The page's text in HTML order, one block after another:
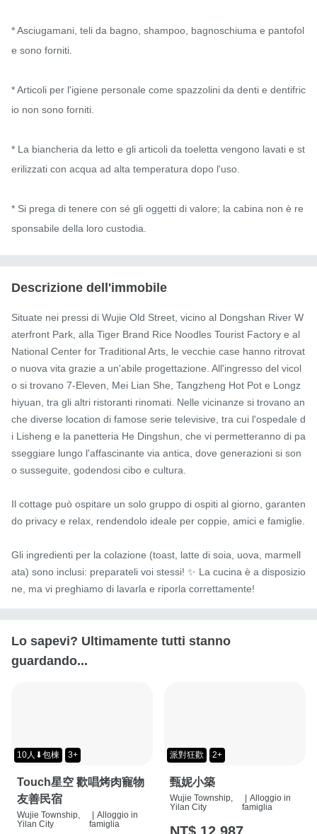
* Asciugamani, teli da bagno, shampoo, bagnoschiuma e pantofol
e sono forniti.
* Articoli per l'igiene personale come spazzolini da denti e dentifric
io non sono forniti.
* La biancheria da letto e gli articoli da toeletta vengono lavati e st
erilizzati con acqua ad alta temperatura dopo l'uso.
* Si prega di tenere con sé gli oggetti di valore; la cabina non è re
sponsabile della loro custodia.
Descrizione dell'immobile
Situate nei pressi di Wujie Old Street, vicino al Dongshan River W
aterfront Park, alla Tiger Brand Rice Noodles Tourist Factory e al
National Center for Traditional Arts, le vecchie case hanno ritrovat
o nuova vita grazie a un'abile progettazione. All'ingresso del vicol
o si trovano 7-Eleven, Mei Lian She, Tangzheng Hot Pot e Longz
hiyuan, tra gli altri ristoranti rinomati. Nelle vicinanze si trovano an
che diverse location di famose serie televisive, tra cui l'ospedale d
i Lisheng e la panetteria He Dingshun, che vi permetteranno di pa
sseggiare lungo l'affascinante via antica, dove generazioni si son
o susseguite, godendosi cibo e cultura.
Il cottage può ospitare un solo gruppo di ospiti al giorno, garanten
do privacy e relax, rendendolo ideale per coppie, amici e famiglie.
Gli ingredienti per la colazione (toast, latte di soia, uova, marmell
ata) sono inclusi: preparateli voi stessi! ✨ La cucina è a disposizio
ne, ma vi preghiamo di lavarla e riporla correttamente!
Lo sapevi? Ultimamente tutti stanno
guardando...
10人⬇包棟 3+
Touch星空 歡唱烤肉寵物
友善民宿
Wujie Township,
Yilan City
Alloggio in
famiglia
派對狂歡 2+
甄妮小築
Wujie Township,
Yilan City
Alloggio in
famiglia